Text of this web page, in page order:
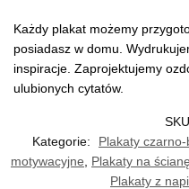
Każdy plakat możemy
posiadasz w domu.
inspiracje. Zaprojektujemy
ulubionych cytatów.
Kategorie:
Plakaty czarno-
motywacyjne
Plakaty na ścianę
Plakaty z